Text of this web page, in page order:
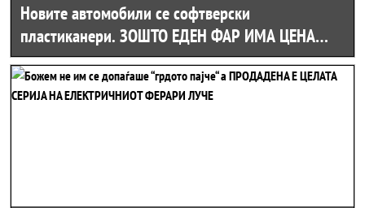
Новите автомобили се софтверски
пластиканери. ЗОШТО ЕДЕН ФАР ИМА ЦЕНА
КОЛКУ ГОДИШЕН ОДМОР?!